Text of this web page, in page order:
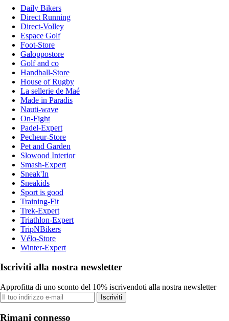
Daily Bikers
Direct Running
Direct-Volley
Espace Golf
Foot-Store
Galoppostore
Golf and co
Handball-Store
House of Rugby
La sellerie de Maé
Made in Paradis
Nauti-wave
On-Fight
Padel-Expert
Pecheur-Store
Pet and Garden
Slowood Interior
Smash-Expert
Sneak'In
Sneakids
Sport is good
Training-Fit
Trek-Expert
Triathlon-Expert
TripNBikers
Vélo-Store
Winter-Expert
Iscriviti alla nostra newsletter
Approfitta di uno sconto del 10% iscrivendoti alla nostra newsletter
Iscriviti
Rimani connesso